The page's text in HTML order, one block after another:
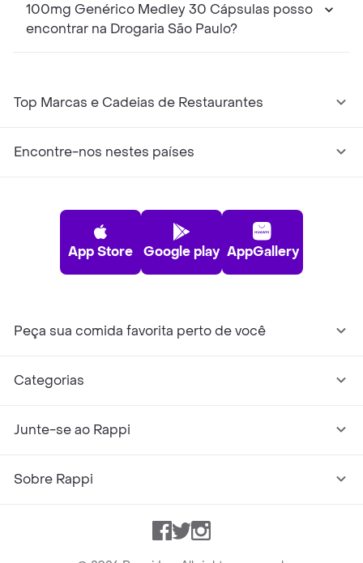
100mg Genérico Medley 30 Cápsulas posso
encontrar na Drogaria São Paulo?
Top Marcas e Cadeias de Restaurantes
Encontre-nos nestes países
App Store Google play AppGallery
Peça sua comida favorita perto de você
Categorias
Junte-se ao Rappi
Sobre Rappi
Facebook
TwitterInstagram